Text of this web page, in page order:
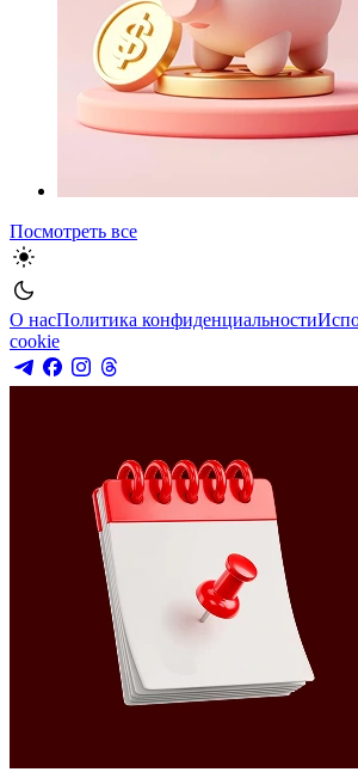
Посмотреть все
О насПолитика конфиденциальности
cookie